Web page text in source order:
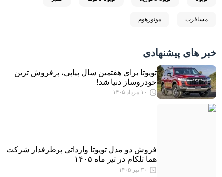
مسافرت موتورهوم
خبر های پیشنهادی
تویوتا برای هفتمین سال پیاپی، پرفروش ترین
خودروساز دنیا شد!
۱۰ مرداد ۱۴۰۵
فروش دو مدل تویوتا وارداتی پرطرفدار شرکت
هما تلکام در تیر ماه ۱۴۰۵
۳۰ تیر ۱۴۰۵